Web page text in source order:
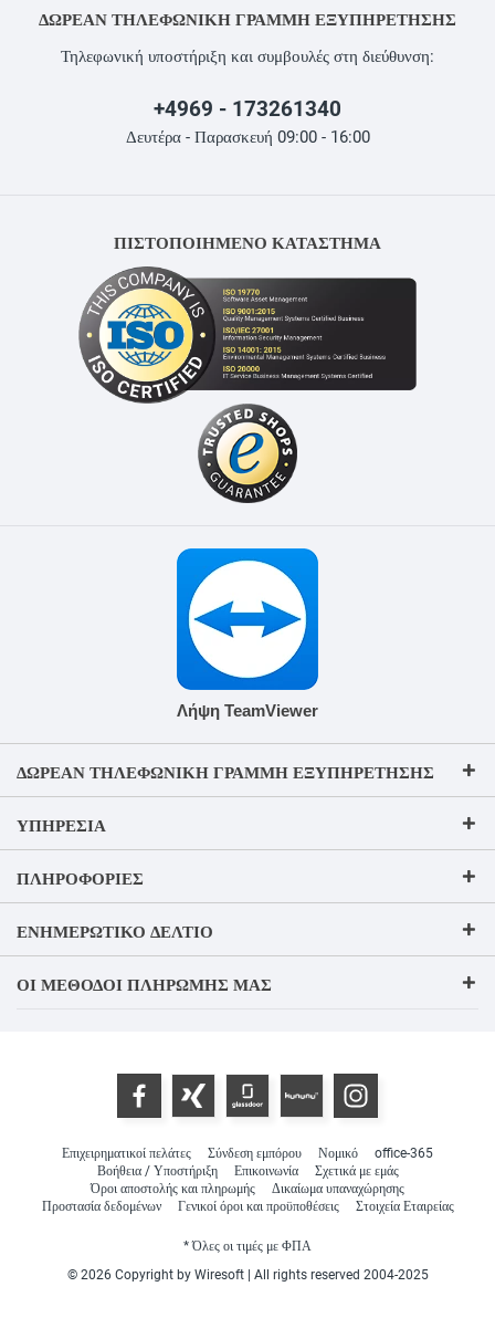
ΔΩΡΕΆΝ ΤΗΛΕΦΩΝΙΚΉ ΓΡΑΜΜΉ ΕΞΥΠΗΡΈΤΗΣΗΣ
Τηλεφωνική υποστήριξη και συμβουλές στη διεύθυνση:
+4969 - 173261340
Δευτέρα - Παρασκευή 09:00 - 16:00
ΠΙΣΤΟΠΟΙΗΜΕΝΟ ΚΑΤΑΣΤΗΜΑ
Λήψη TeamViewer
ΔΩΡΕΆΝ ΤΗΛΕΦΩΝΙΚΉ ΓΡΑΜΜΉ ΕΞΥΠΗΡΈΤΗΣΗΣ
ΥΠΗΡΕΣΊΑ
ΠΛΗΡΟΦΟΡΊΕΣ
ΕΝΗΜΕΡΩΤΙΚΌ ΔΕΛΤΊΟ
ΟΙ ΜΈΘΟΔΟΙ ΠΛΗΡΩΜΉΣ ΜΑΣ
Επιχειρηματικοί πελάτες Σύνδεση εμπόρου Νομικό
office-365
Βοήθεια / Υποστήριξη
Επικοινωνία
Σχετικά με εμάς
Όροι αποστολής και πληρωμής
Δικαίωμα υπαναχώρησης
Προστασία δεδομένων
Γενικοί όροι και προϋποθέσεις Στοιχεία Εταιρείας
* Όλες οι τιμές με ΦΠΑ
© 2026 Copyright by Wiresoft | All rights reserved 2004-2025